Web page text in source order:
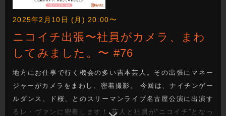
2025年2月10日 (月) 20:00〜
ニコイチ出張〜社員がカメラ、まわ
してみました。〜 #76
地方にお仕事で行く機会の多い吉本芸人。その出張にマネー
ジャーがカメラをまわし、密着撮影。 今回は、ナイチンゲー
ルダンス、ド桜、とのスリーマンライブ名古屋公演に出演す
るレ・ヴァンに密着します！ 芸人と社員が“ニコイチ”となっ